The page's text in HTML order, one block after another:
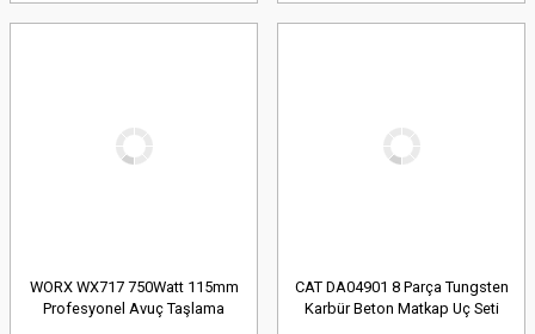
WORX WX717 750Watt 115mm
Profesyonel Avuç Taşlama
CAT DA04901 8 Parça Tungsten
Karbür Beton Matkap Uç Seti